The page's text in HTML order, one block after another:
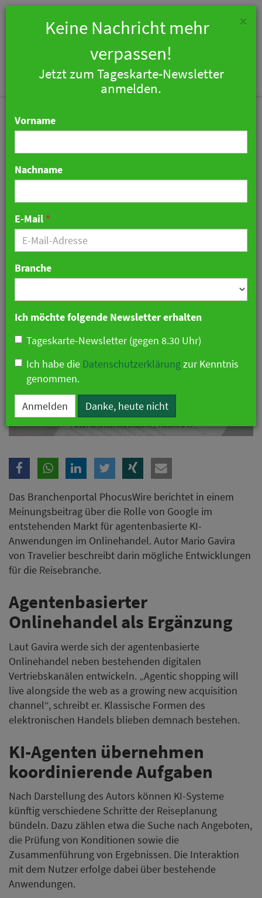
PhocusWire: Google
könnte im KI-Reisehandel
die Nase vorn haben
PhocusWire: Google könnte im KI-Reisehandel die Nase vorn haben.
Foto: Shutterstock.com / Koshiro K
Das Branchenportal PhocusWire berichtet in einem
Meinungsbeitrag über die Rolle von Google im
entstehenden Markt für agentenbasierte KI-
Anwendungen im Onlinehandel. Autor Mario Gavira
von Travelier beschreibt darin mögliche Entwicklungen
für die Reisebranche.
Agentenbasierter
Onlinehandel als Ergänzung
Laut Gavira werde sich der agentenbasierte
Onlinehandel neben bestehenden digitalen
Vertriebskanälen entwickeln. „Agentic shopping will
live alongside the web as a growing new acquisition
channel“, schreibt er. Klassische Formen des
elektronischen Handels blieben demnach bestehen.
KI-Agenten übernehmen
koordinierende Aufgaben
Nach Darstellung des Autors können KI-Systeme
künftig verschiedene Schritte der Reiseplanung
bündeln. Dazu zählen etwa die Suche nach Angeboten,
die Prüfung von Konditionen sowie die
Zusammenführung von Ergebnissen. Die Interaktion
mit dem Nutzer erfolge dabei über bestehende
Anwendungen.
×
Keine Nachricht mehr
verpassen!
Jetzt zum Tageskarte-Newsletter
anmelden.
Vorname
Nachname
E-Mail *
Branche
Ich möchte folgende Newsletter erhalten
Tageskarte-Newsletter (gegen 8.30 Uhr)
Ich habe die Datenschutzerklärungzur Kenntnis
genommen.
Anmelden Danke, heute nicht